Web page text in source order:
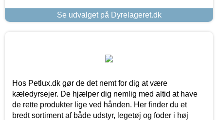
Se udvalget på Dyrelageret.dk
Hos Petlux.dk gør de det nemt for dig at være
kæledyrsejer. De hjælper dig nemlig med altid at have
de rette produkter lige ved hånden. Her finder du et
bredt sortiment af både udstyr, legetøj og foder i høj